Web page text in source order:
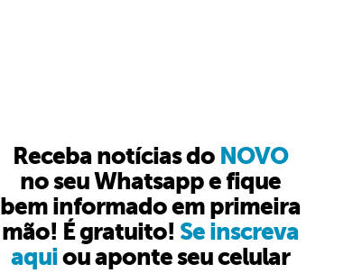
Receba notícias do NOVO
no seu Whatsapp e fique
bem informado em primeira
mão! É gratuito! Se inscreva
aquiou aponte seu celular